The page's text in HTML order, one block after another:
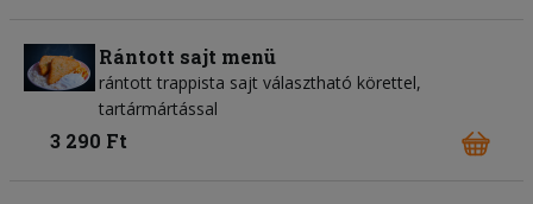
Rántott sajt menü
rántott trappista sajt választható körettel,
tartármártással
3 290 Ft